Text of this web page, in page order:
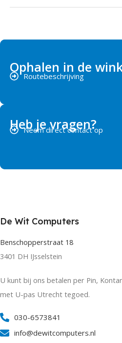
Ophalen in de
Routebeschrijving
Heb je vragen?
Neem direct contact op
De Wit Computers
Benschopperstraat 18
3401 DH IJsselstein
U kunt bij ons betalen per Pin,
met U-pas Utrecht tegoed.
030-6573841
info@dewitcomputers.nl